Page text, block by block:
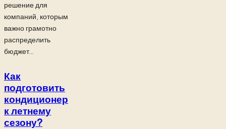
решение для
компаний, которым
важно грамотно
распределить
бюджет...
Как
подготовить
кондиционер
к летнему
сезону?